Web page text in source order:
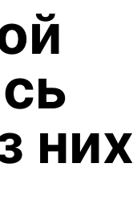
них